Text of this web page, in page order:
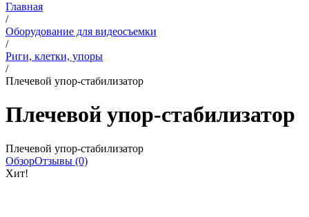
Главная
/
Оборудование для видеосъемки
/
Риги, клетки, упоры
/
Плечевой упор-стабилизатор
Плечевой упор-стабилизатор
Плечевой упор-стабилизатор
ОбзорОтзывы (0)
Хит!